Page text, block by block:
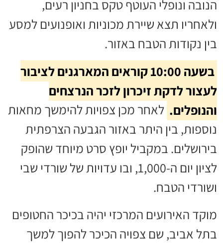
הנובה ונופלי העוטף טקס בחניון רעים,
ולאחריו תצא שיירת מכוניות ואופנועים למסע
בין נקודות הטבח באזור.
בשעה 10:00 קוראים המארגנים לציבור
לעצור לדקת זיכרון לזכר הנרצחים
והנופלים. לאחר מכן צפויות להימשך מחאות
נוספות, בין היתר באזור הגבעה הצרפתית
בירושלים. במקביל יופץ סרט מיוחד שהופק
לציון יום ה-1,000, ובו עדויות של שורדי שבי
ושורדי הטבח.
מוקד האירועים המרכזי יהיה בכיכר החטופים
בתל אביב, שם צפויה הכיכר להפוך למשך